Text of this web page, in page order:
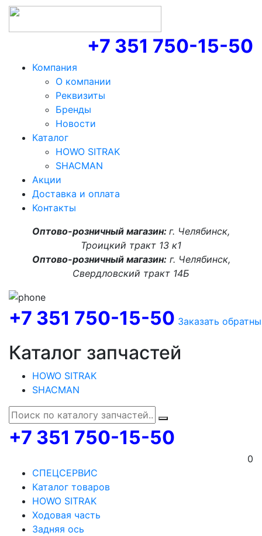
+7 351 750-15-50
Компания
О компании
Реквизиты
Бренды
Новости
Каталог
HOWO SITRAK
SHACMAN
Акции
Доставка и оплата
Контакты
Оптово-розничный магазин: г. Челябинск,
Троицкий тракт 13 к1
Оптово-розничный магазин:г. Челябинск,
Свердловский тракт 14Б
+7 351 750-15-50 Заказать
Каталог запчастей
HOWO SITRAK
SHACMAN
+7 351 750-15-50
0
СПЕЦСЕРВИС
Каталог товаров
HOWO SITRAK
Ходовая часть
Задняя ось